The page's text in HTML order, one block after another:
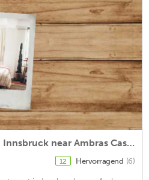
Gorgeous Apartment in Innsbruck near Ambras Castle
12 Hervorragend (6)